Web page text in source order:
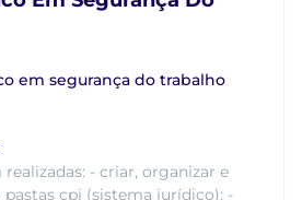
em segurança do trabalho
- criar, organizar e
cpj (sistema jurídico); -